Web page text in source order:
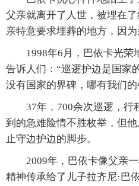
父亲就离开了人世，被埋在
亲特意要求埋葬的地方，因为
1998年6月，巴依卡光荣
告诉人们：“巡逻护边是国家
没有国家的界碑，哪有我们
37年，700余次巡逻，行
到的急难险情不胜枚举，但
止守边护边的脚步。
2009年，巴依卡像父亲一
精神传承给了儿子拉齐尼·巴